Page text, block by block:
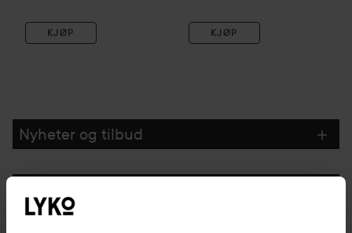
KJØP KJØP
Nyheter og tilbud